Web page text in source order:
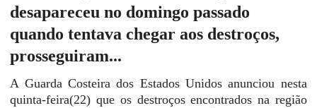
desapareceu no domingo passado
quando tentava chegar aos destroços,
prosseguiram...
A Guarda Costeira dos Estados Unidos anunciou nesta
quinta-feira(22) que os destroços encontrados na região